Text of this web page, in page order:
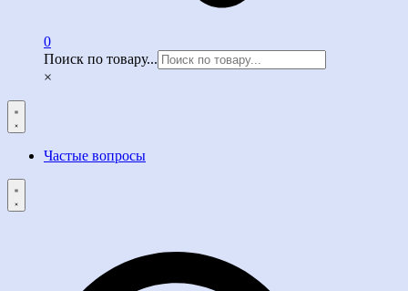
0
Поиск по товару...
×
Частые вопросы